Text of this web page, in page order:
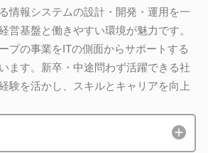
情報システムの設計・開発・運用を一
営基盤と働きやすい環境が魅力です。
プの事業をITの側面からサポートする
ます。新卒・中途問わず活躍できる社
験を活かし、スキルとキャリアを向上